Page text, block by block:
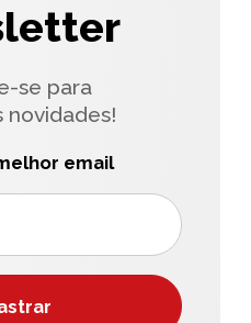
se para
novidades!
email